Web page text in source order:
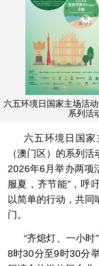
六五环境日国家主场活
系列活
六五环境日国
（澳门区）的系列
2026年6月举办两项
服夏，齐节能”，呼
以简单的行动，共同
门。
“齐熄灯、一小
8时30分至9时30分